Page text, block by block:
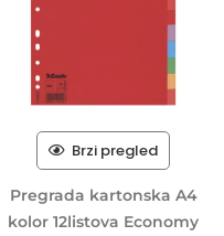
Brzi pregled
Pregrada kartonska A4
kolor 12listova Economy